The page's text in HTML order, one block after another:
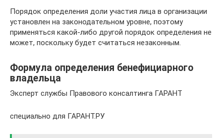
Порядок определения доли участия лица в организации
установлен на законодательном уровне, поэтому
применяться какой-либо другой порядок определения не
может, поскольку будет считаться незаконным.
Формула определения бенефициарного
владельца
Эксперт службы Правового консалтинга ГАРАНТ
специально для ГАРАНТ.РУ